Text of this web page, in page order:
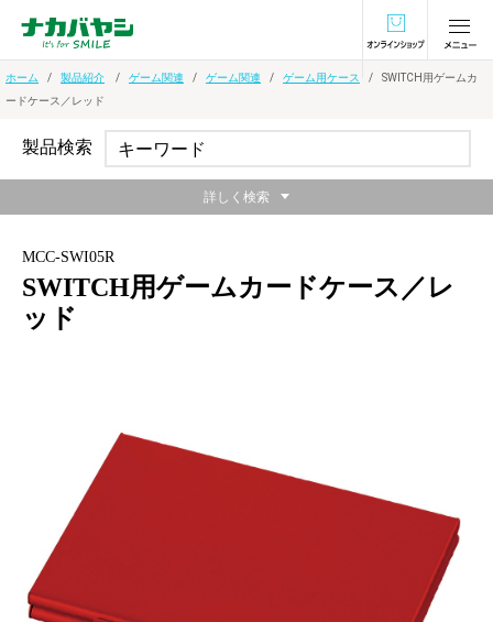
オンラインショ
ホーム 製品紹介 ゲーム関連 ゲーム関連 ゲーム用ケース
SWITCH用ゲームカ
ードケース／レッド
MCC-SWI05R
SWITCH用ゲームカードケース／レ
ッド
アルミ製の丈夫な
ゲームカードケース
メーカー希望小売価格：
製品検索
詳しく検索